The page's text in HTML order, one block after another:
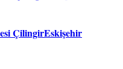
Eskişehir